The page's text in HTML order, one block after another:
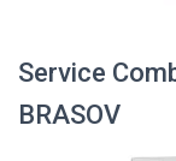
Service
BRASOV